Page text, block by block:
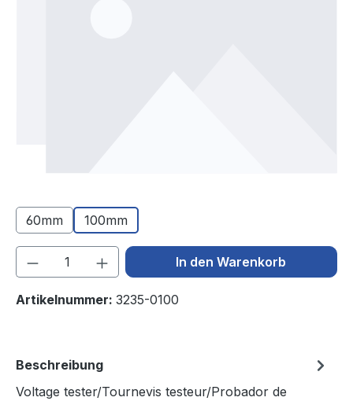
60mm 100mm
Produkt Anzahl: Gib denIn den Warenkorb
Artikelnummer: 3235-0100
Beschreibung
Voltage tester/Tournevis testeur/Probador de